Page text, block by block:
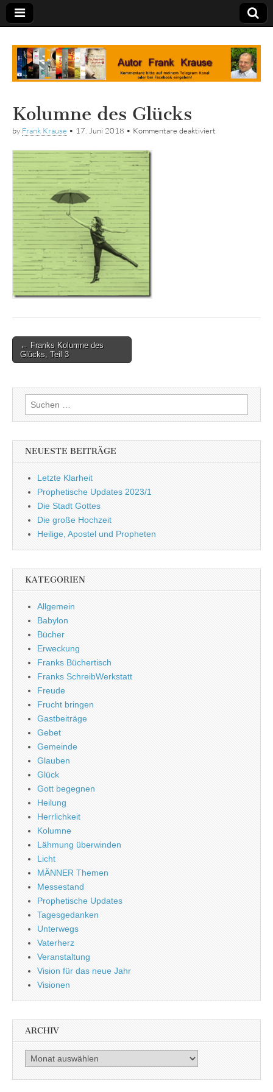
Tagebuch
Kolumne des Glücks
by Frank Krause • 17. Juni 2018 • Kommentare deaktiviert
Post
navigation
← Franks Kolumne des
Glücks, Teil 3
Suchen
nach:
NEUESTE BEITRÄGE
Letzte Klarheit
Prophetische Updates 2023/1
Die Stadt Gottes
Die große Hochzeit
Heilige, Apostel und Propheten
KATEGORIEN
Allgemein
Babylon
Bücher
Erweckung
Franks Büchertisch
Franks SchreibWerkstatt
Freude
Frucht bringen
Gastbeiträge
Gebet
Gemeinde
Glauben
Glück
Gott begegnen
Heilung
Herrlichkeit
Kolumne
Lähmung überwinden
Licht
MÄNNER Themen
Messestand
Prophetische Updates
Tagesgedanken
Unterwegs
Vaterherz
Veranstaltung
Vision für das neue Jahr
Visionen
ARCHIV
Archiv